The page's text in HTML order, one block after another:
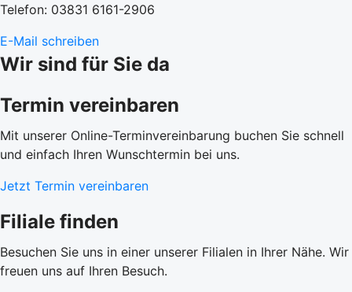
Telefon: 03831 6161-2906
E-Mail schreiben
Wir sind für Sie da
Termin vereinbaren
Mit unserer Online-Terminvereinbarung buchen Sie schnell
und einfach Ihren Wunschtermin bei uns.
Jetzt Termin vereinbaren
Filiale finden
Besuchen Sie uns in einer unserer Filialen in Ihrer Nähe. Wir
freuen uns auf Ihren Besuch.